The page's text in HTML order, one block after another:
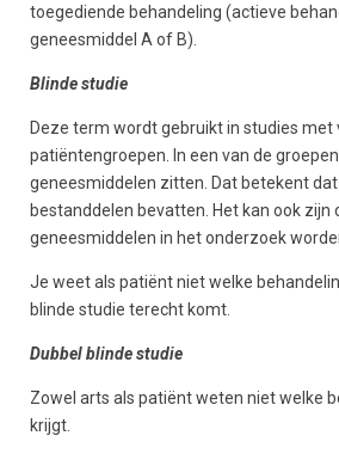
toegediende behandeling (actieve
geneesmiddel A of B).
Blinde studie
Deze term wordt gebruikt in studies met
patiëntengroepen. In een van de
geneesmiddelen zitten. Dat betekent
bestanddelen bevatten. Het kan ook zijn
geneesmiddelen in het onderzoek
Je weet als patiënt niet welke
blinde studie terecht komt.
Dubbel blinde studie
Zowel arts als patiënt weten niet welke
krijgt.